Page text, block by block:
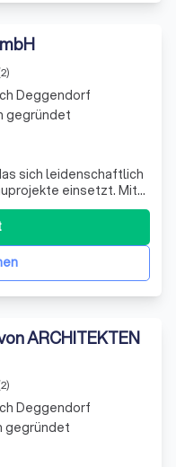
sich leidenschaftlich
einsetzt. Mit
suchen wir
Architektur,
und
Deggendorf
gegründet
ARCHITEKTEN
Deggendorf
gegründet